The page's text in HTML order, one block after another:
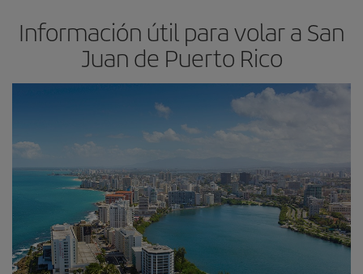
Información útil para volar a San
Juan de Puerto Rico